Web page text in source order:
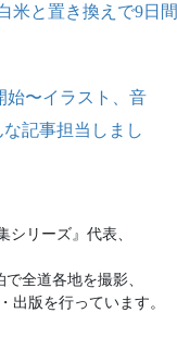
米と置き換えで9日間
始〜イラスト、音
記事担当しまし
リーズ』代表、
全道各地を撮影、
出版を行っています。